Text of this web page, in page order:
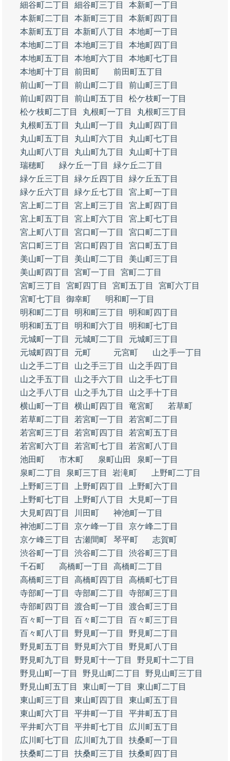
細谷町二丁目
細谷町三丁目
本新町一丁目
本新町二丁目
本新町三丁目
本新町四丁目
本新町五丁目
本新町八丁目
本地町一丁目
本地町二丁目
本地町三丁目
本地町四丁目
本地町五丁目
本地町六丁目
本地町七丁目
本地町十丁目
前田町
前田町五丁目
前山町一丁目
前山町二丁目
前山町三丁目
前山町四丁目
前山町五丁目
松ケ枝町一丁目
松ケ枝町二丁目
丸根町一丁目
丸根町三丁目
丸根町五丁目
丸山町一丁目
丸山町四丁目
丸山町五丁目
丸山町六丁目
丸山町七丁目
丸山町八丁目
丸山町九丁目
丸山町十丁目
瑞穂町
緑ケ丘一丁目
緑ケ丘二丁目
緑ケ丘三丁目
緑ケ丘四丁目
緑ケ丘五丁目
緑ケ丘六丁目
緑ケ丘七丁目
宮上町一丁目
宮上町二丁目
宮上町三丁目
宮上町四丁目
宮上町五丁目
宮上町六丁目
宮上町七丁目
宮上町八丁目
宮口町一丁目
宮口町二丁目
宮口町三丁目
宮口町四丁目
宮口町五丁目
美山町一丁目
美山町二丁目
美山町三丁目
美山町四丁目
宮町一丁目
宮町二丁目
宮町三丁目
宮町四丁目 宮町五丁目
宮町六丁目
宮町七丁目
御幸町
明和町一丁目
明和町二丁目
明和町三丁目
明和町四丁目
明和町五丁目
明和町六丁目
明和町七丁目
元城町一丁目
元城町二丁目
元城町三丁目
元城町四丁目
元町 元宮町
山之手一丁目
山之手二丁目
山之手三丁目
山之手四丁目
山之手五丁目
山之手六丁目
山之手七丁目
山之手八丁目
山之手九丁目
山之手十丁目
横山町一丁目
横山町四丁目 竜宮町
若草町
若草町二丁目
若宮町一丁目
若宮町二丁目
若宮町三丁目
若宮町四丁目
若宮町五丁目
若宮町六丁目
若宮町七丁目
若宮町八丁目
池田町
市木町 泉町山田
泉町一丁目
泉町二丁目
泉町三丁目 岩滝町
上野町二丁目
上野町三丁目
上野町四丁目
上野町六丁目
上野町七丁目
上野町八丁目
大見町一丁目
大見町四丁目
川田町
神池町一丁目
神池町二丁目
京ケ峰一丁目
京ケ峰二丁目
京ケ峰三丁目
古瀬間町 琴平町
志賀町
渋谷町一丁目
渋谷町二丁目
渋谷町三丁目
千石町
高橋町一丁目
高橋町二丁目
高橋町三丁目
高橋町四丁目
高橋町七丁目
寺部町一丁目
寺部町二丁目
寺部町三丁目
寺部町四丁目
渡合町一丁目
渡合町三丁目
百々町一丁目
百々町二丁目
百々町三丁目
百々町八丁目
野見町一丁目
野見町二丁目
野見町五丁目
野見町六丁目
野見町八丁目
野見町九丁目
野見町十一丁目
野見町十二丁目
野見山町一丁目
野見山町二丁目
野見山町三丁目
野見山町五丁目
東山町一丁目
東山町二丁目
東山町三丁目
東山町四丁目
東山町五丁目
東山町六丁目
平井町一丁目
平井町五丁目
平井町六丁目
平井町七丁目
広川町五丁目
広川町七丁目
広川町九丁目
扶桑町一丁目
扶桑町二丁目
扶桑町三丁目 扶桑町四丁目